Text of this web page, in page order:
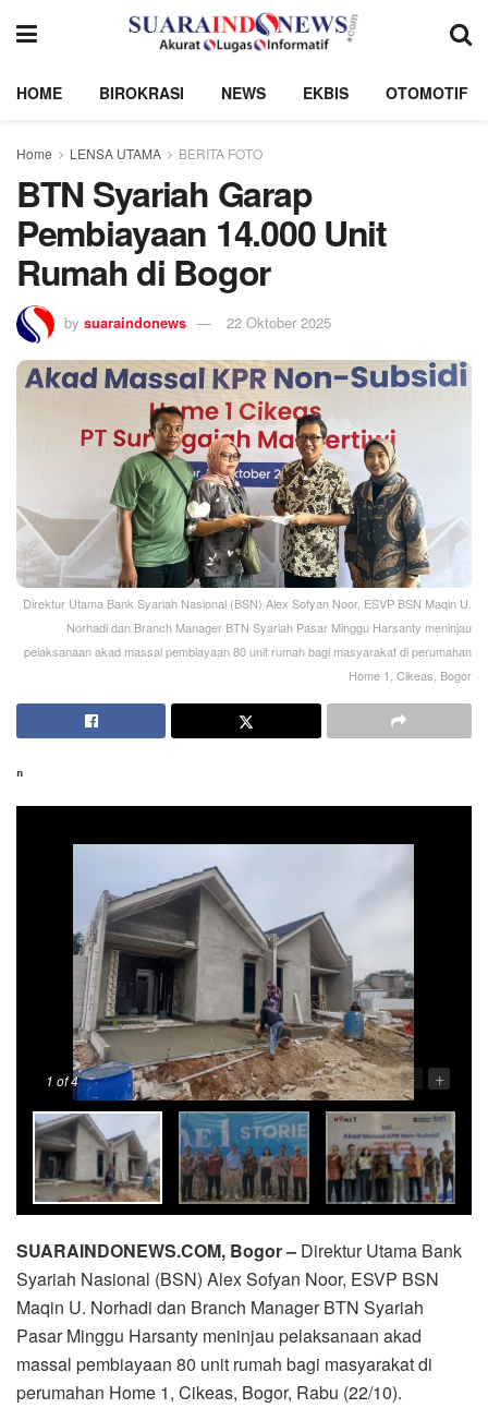
HOME BIROKRASI NEWS EKBIS OTOMOTIF
Home LENSA UTAMA BERITA FOTO
BTN Syariah Garap
Pembiayaan 14.000 Unit
Rumah di Bogor
by suaraindonews 22 Oktober 2025
Direktur Utama Bank Syariah Nasional (BSN) Alex Sofyan Noor, ESVP BSN Maqin U.
Norhadi dan Branch Manager BTN Syariah Pasar Minggu Harsanty meninjau
pelaksanaan akad massal pembiayaan 80 unit rumah bagi masyarakat di perumahan
Home 1, Cikeas, Bogor
ⁿ
1 of 4 - +
SUARAINDONEWS.COM, Bogor – Direktur Utama Bank
Syariah Nasional (BSN) Alex Sofyan Noor, ESVP BSN
Maqin U. Norhadi dan Branch Manager BTN Syariah
Pasar Minggu Harsanty meninjau pelaksanaan akad
massal pembiayaan 80 unit rumah bagi masyarakat di
perumahan Home 1, Cikeas, Bogor, Rabu (22/10).